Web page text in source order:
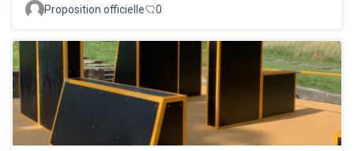
Proposition officielle 0